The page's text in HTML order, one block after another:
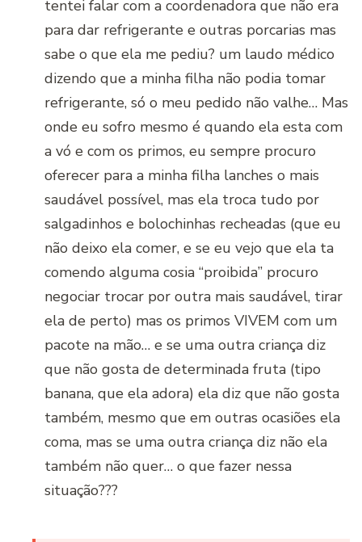
tentei falar com a coordenadora que não era
para dar refrigerante e outras porcarias mas
sabe o que ela me pediu? um laudo médico
dizendo que a minha filha não podia tomar
refrigerante, só o meu pedido não valhe… Mas
onde eu sofro mesmo é quando ela esta com
a vó e com os primos, eu sempre procuro
oferecer para a minha filha lanches o mais
saudável possível, mas ela troca tudo por
salgadinhos e bolochinhas recheadas (que eu
não deixo ela comer, e se eu vejo que ela ta
comendo alguma cosia “proibida” procuro
negociar trocar por outra mais saudável, tirar
ela de perto) mas os primos VIVEM com um
pacote na mão… e se uma outra criança diz
que não gosta de determinada fruta (tipo
banana, que ela adora) ela diz que não gosta
também, mesmo que em outras ocasiões ela
coma, mas se uma outra criança diz não ela
também não quer… o que fazer nessa
situação???